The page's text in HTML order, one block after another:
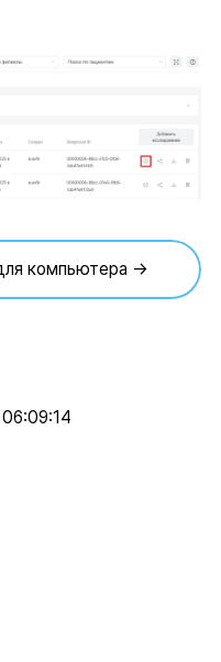
компьютера →